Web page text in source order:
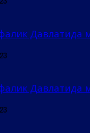
Давлатида
Давлатида